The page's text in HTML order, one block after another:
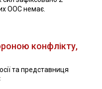
ООС немає.
конфлікту,
та представниця